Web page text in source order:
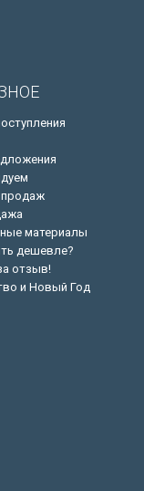
материалы
дешевле?
отзыв!
и Новый Год